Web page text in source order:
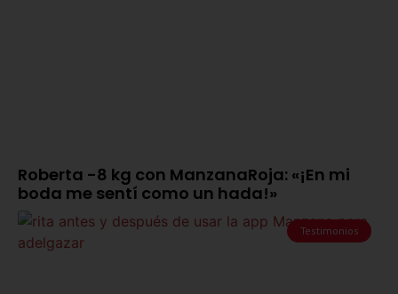
Roberta -8 kg con ManzanaRoja: «¡En mi
boda me sentí como un hada!»
Testimonios